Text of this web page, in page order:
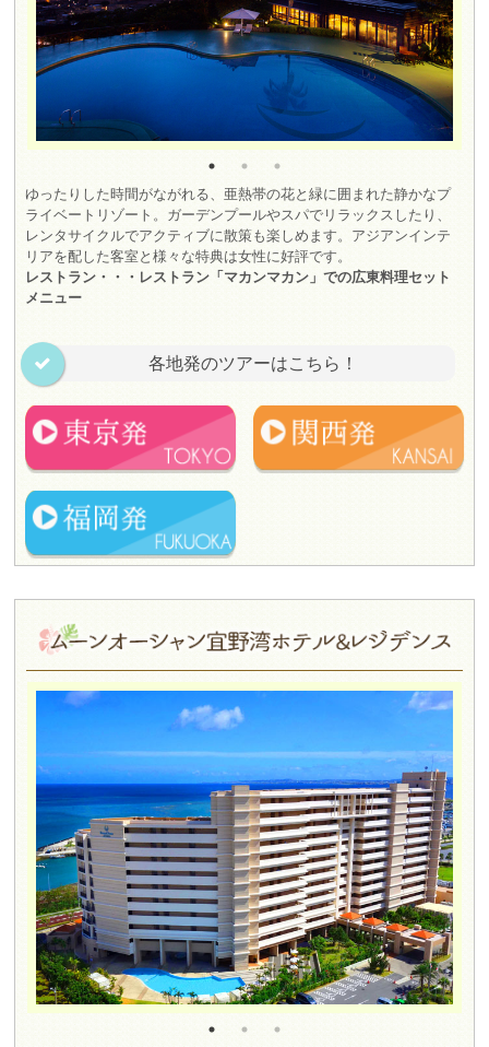
ゆったりした時間がながれる、亜熱帯の花と緑に囲まれた静かなプ
ライベートリゾート。ガーデンプールやスパでリラックスしたり、
レンタサイクルでアクティブに散策も楽しめます。アジアンインテ
リアを配した客室と様々な特典は女性に好評です。
レストラン・・・レストラン「マカンマカン」での広東料理セット
メニュー
各地発のツアーはこちら！